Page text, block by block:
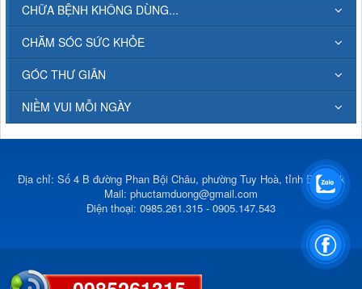
CHỮA BỆNH KHÔNG DÙNG...
CHĂM SÓC SỨC KHỎE
GÓC THƯ GIÃN
NIỀM VUI MỖI NGÀY
Địa chỉ: Số 4 B đường Phan Bội Châu, phường Tuy Hoà, tỉnh Đắk Lắk
Mail: phuctamduong@gmail.com
Điện thoại: 0985.261.315 - 0905.147.543